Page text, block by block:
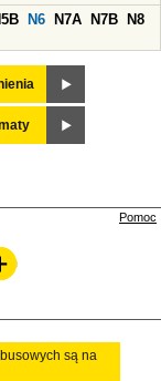
N6 N7A N7B
N8
Pomoc
są na